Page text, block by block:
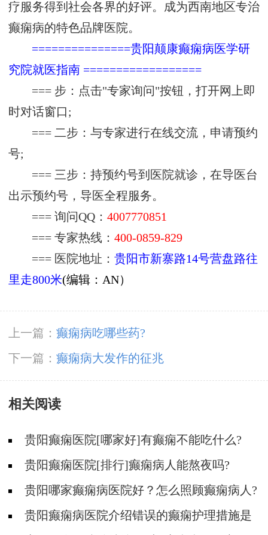
疗服务得到社会各界的好评。成为西南地区专治
癫痫病的特色品牌医院。
===============贵阳颠康癫痫病医学研
究院就医指南 ==================
=== 步：点击"专家询问"按钮，打开网上即
时对话窗口;
=== 二步：与专家进行在线交流，申请预约
号;
=== 三步：持预约号到医院就诊，在导医台
出示预约号，导医全程服务。
=== 询问QQ：4007770851
=== 专家热线：400-0859-829
=== 医院地址：贵阳市新寨路14号营盘路往
里走800米(编辑：AN）
上一篇： 癫痫病吃哪些药?
下一篇： 癫痫病大发作的征兆
相关阅读
贵阳癫痫医院[哪家好]有癫痫不能吃什么?
贵阳癫痫医院[排行]癫痫病人能熬夜吗?
贵阳哪家癫痫病医院好？怎么照顾癫痫病人?
贵阳癫痫病医院介绍错误的癫痫护理措施是